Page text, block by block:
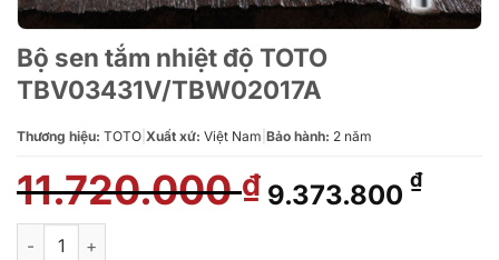
Bộ sen tắm nhiệt độ TOTO
TBV03431V/TBW02017A
Thương hiệu: TOTO Xuất xứ: Việt Nam Bảo hành: 2 năm
11.720.000₫ Giá
gốc
9.373.800 ₫Giá
Bộ sen tắm nhiệt độ TOTO TBV03431V/TBW02017A số lượng